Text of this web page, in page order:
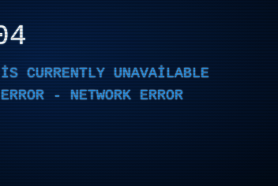
CURRENTLY UNAVAILABLE
- NETWORK ERROR